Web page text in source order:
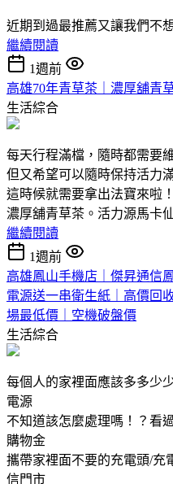
近期到過最推薦又讓我們不
繼續閱讀
1週前
高雄70年青草茶｜濃厚舖青
生活綜合
每天行程滿檔，隨時都需要
但又希望可以隨時保持活力
這時候就需要拿出法寶來啦
濃厚舖青草茶。活力源馬卡
繼續閱讀
1週前
高雄鳳山手機店｜傑昇通信
電源送一串衛生紙｜高價回
場最低價｜空機破盤價
生活綜合
每個人的家裡面應該多多少
電源
不知道該怎麼處理嗎！？看
購物金
攜帶家裡面不要的充電頭/充
信門市